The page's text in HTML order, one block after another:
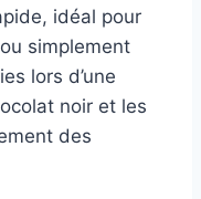
idéal pour
simplement
lors d’une
noir et les
des